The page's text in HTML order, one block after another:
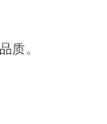
质。